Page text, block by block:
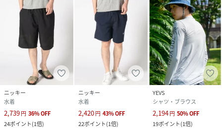
ニッキー
水着
2,739円 36%OFF
24ポイント(1倍)
ニッキー
水着
2,420円 43%OFF
22ポイント(1倍)
YEVS
シャツ・ブラウス
2,194円 50%OFF
19ポイント(1倍)